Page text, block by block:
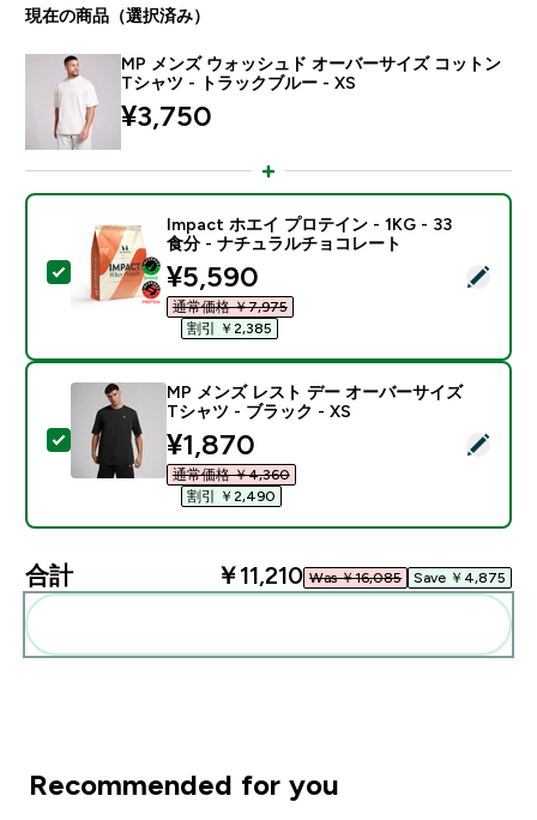
現在の商品（選択済み）
MP メンズ ウォッシュド オーバーサイズ コットン
Tシャツ - トラックブルー - XS
¥3,750‎
この商品を選択 - Impact ホエイ プロテイン - 1KG -
Impact ホエイ プロテイン - 1KG - 33
食分 - ナチュラルチョコレート
discounted price
¥5,590‎
通常価格 ￥7,975‎
割引 ￥2,385‎
この商品を選択 - MP メンズ レスト デー オーバーサ
MP メンズ レスト デー オーバーサイズ
Tシャツ - ブラック - XS
discounted price
¥1,870‎
通常価格 ￥4,360‎
割引 ￥2,490‎
合計 ￥11,210‎ Was ￥16,085‎ Save ￥4,875‎
Recommended for you